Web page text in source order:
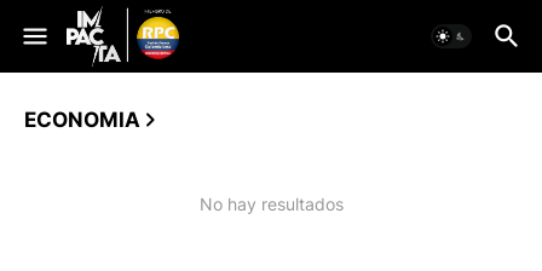
ECONOMIA
No hay resultados